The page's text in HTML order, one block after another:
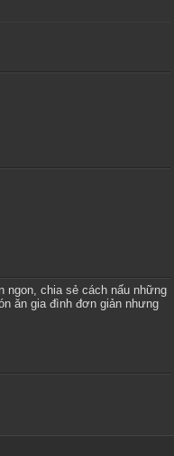
ngon, chia sẻ cách nấu những
ăn gia đình đơn giản nhưng